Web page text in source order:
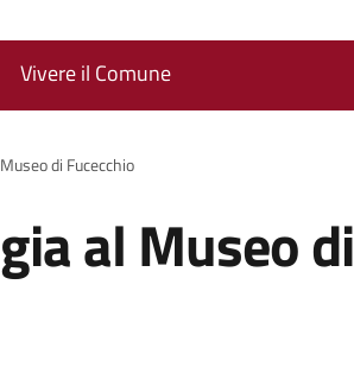
Vivere il Comune
di Fucecchio
al Museo di